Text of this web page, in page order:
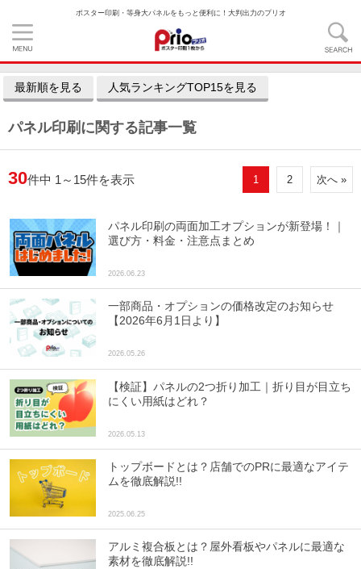
ポスター印刷・等身大パネルをもっと便利に！大判出力のプリオ
最新順を見る 人気ランキングTOP15を見る
パネル印刷 に関する記事一覧
30件中 1～15件を表示 1 2 次へ »
パネル印刷の両面加工オプションが新登場！｜
選び方・料金・注意点まとめ
2026.06.23
一部商品・オプションの価格改定のお知らせ
【2026年6月1日より】
2026.05.26
【検証】パネルの2つ折り加工｜折り目が目立ち
にくい用紙はどれ？
2026.05.13
トップボードとは？店舗でのPRに最適なアイテ
ムを徹底解説!!
2025.06.25
アルミ複合板とは？屋外看板やパネルに最適な
素材を徹底解説!!